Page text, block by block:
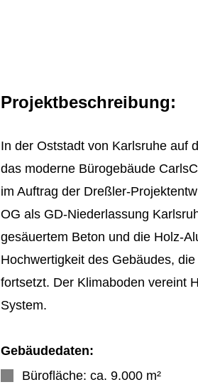
Projektbeschreibung:
In der Oststadt von Karlsruhe auf
das moderne Bürogebäude
im Auftrag der Dreßler-
OG als GD-Niederlassung
gesäuertem Beton und die Holz-
Hochwertigkeit des Gebäudes,
fortsetzt. Der Klimaboden vereint
System.
Gebäudedaten:
Bürofläche: ca. 9.000 m²